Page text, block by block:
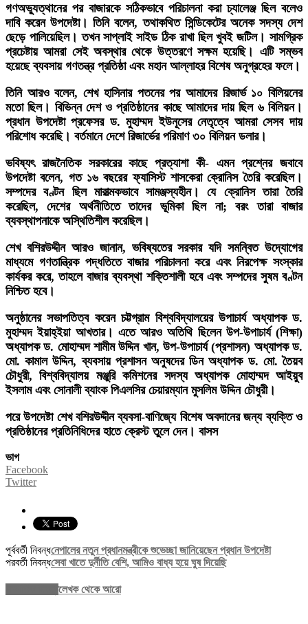
গণঅভ্যুত্থানের পর বাজারকে সঠিকভাবে পরিচালনা করা চ্যালেঞ্জ ছিল বলেও
দাবি করেন উপদেষ্টা। তিনি বলেন, তথাকথিত সিন্ডিকেটের অনেক সদস্য দেশ
ছেড়ে পালিয়েছিল। তখন সাপ্লাই সাইড ঠিক রাখা ছিল খুবই জটিল। সামগ্রিক
প্রচেষ্টায় আমরা সেই অবস্থার থেকে উত্তরণে সক্ষম হয়েছি। এটি সম্ভব
হয়েছে ব্যবসায় গণতন্ত্র প্রতিষ্ঠা এবং মহান আল্লাহর বিশেষ অনুগ্রহের ফলে।
তিনি আরও বলেন, শেখ হাসিনার পতনের পর আমাদের রিজার্ভ ১০ বিলিয়নের
মতো ছিল। বিভিন্ন দেশ ও প্রতিষ্ঠানের কাছে আমাদের দায় ছিল ৬ বিলিয়ন।
প্রধান উপদেষ্টা প্রফেসর ড. মুহাম্মদ ইউনূসের নেতৃত্বে আমরা সেসব দায়
পরিশোধ করেছি। বর্তমানে দেশে রিজার্ভের পরিমাণ ৩০ বিলিয়ন ডলার।
ভবিষ্যৎ রাজনৈতিক সরকারের কাছে প্রত্যাশা কী- এমন প্রশ্নের জবাবে
উপদেষ্টা বলেন, গত ১৬ বছরের ফ্যাসিস্ট শাসকেরা ক্রোনিস তৈরি করেছিল।
সম্পদের বণ্টন ছিল মারাত্মকভাবে সামঞ্জস্যহীন। যে ক্রোনিস তারা তৈরি
করেছিল, দেশের অর্থনীতিতে তাদের ভূমিকা ছিল না; বরং তারা বাজার
ব্যবস্থাপনাকে অস্থিতিশীল করেছিল।
শেখ বশিরউদ্দীন আরও জানান, ভবিষ্যতের সরকার যদি সমন্বিত উদ্যোগের
মাধ্যমে গণতান্ত্রিক পদ্ধতিতে বাজার পরিচালনা করে এবং নিরপেক্ষ সংস্কার
কার্যকর করে, তাহলে বাজার ব্যবস্থা শক্তিশালী হবে এবং সম্পদের সুষম বণ্টন
নিশ্চিত হবে।
অনুষ্ঠানের সভাপতিত্ব করেন চট্টগ্রাম বিশ্ববিদ্যালয়ের উপাচার্য অধ্যাপক ড.
মুহাম্মদ ইয়াহ্ইয়া আখতার। এতে আরও অতিথি ছিলেন উপ-উপাচার্য (শিক্ষা)
অধ্যাপক ড. মোহাম্মদ শামীম উদ্দিন খান, উপ-উপাচার্য (প্রশাসন) অধ্যাপক ড.
মো. কামাল উদ্দিন, ব্যবসায় প্রশাসন অনুষদের ডিন অধ্যাপক ড. মো. তৈয়ব
চৌধুরী, বিশ্ববিদ্যালয় মঞ্জুরি কমিশনের সদস্য অধ্যাপক মোহাম্মদ আইয়ুব
ইসলাম এবং সোনালী ব্যাংক পিএলসির চেয়ারম্যান মুসলিম উদ্দিন চৌধুরী।
পরে উপদেষ্টা শেখ বশিরউদ্দীন ব্যবসা-বাণিজ্যে বিশেষ অবদানের জন্য ব্যক্তি ও
প্রতিষ্ঠানের প্রতিনিধিদের হাতে ক্রেস্ট তুলে দেন। বাসস
ভাগ
Facebook
Twitter
পূর্ববর্তী নিবন্ধনেপালের নতুন প্রধানমন্ত্রীকে শুভেচ্ছা জানিয়েছেন প্রধান উপদেষ্টা
পরবর্তী নিবন্ধসেবা খাতে দুর্নীতি বেশি, আমিও বাধ্য হয়ে ঘুষ দিয়েছি
লেখক থেকে আরো